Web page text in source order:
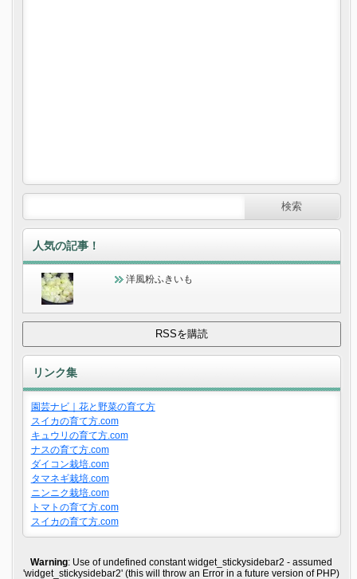
人気の記事！
洋風粉ふきいも
リンク集
園芸ナビ｜花と野菜の育て方
スイカの育て方.com
キュウリの育て方.com
ナスの育て方.com
ダイコン栽培.com
タマネギ栽培.com
ニンニク栽培.com
トマトの育て方.com
スイカの育て方.com
Warning: Use of undefined constant widget_stickysidebar2 - assumed
'widget_stickysidebar2' (this will throw an Error in a future version of PHP)